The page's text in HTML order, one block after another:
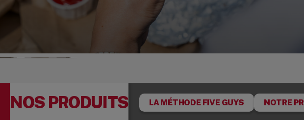
NOS PRODUITS LA MÉTHODE FIVE GUYS NOTRE